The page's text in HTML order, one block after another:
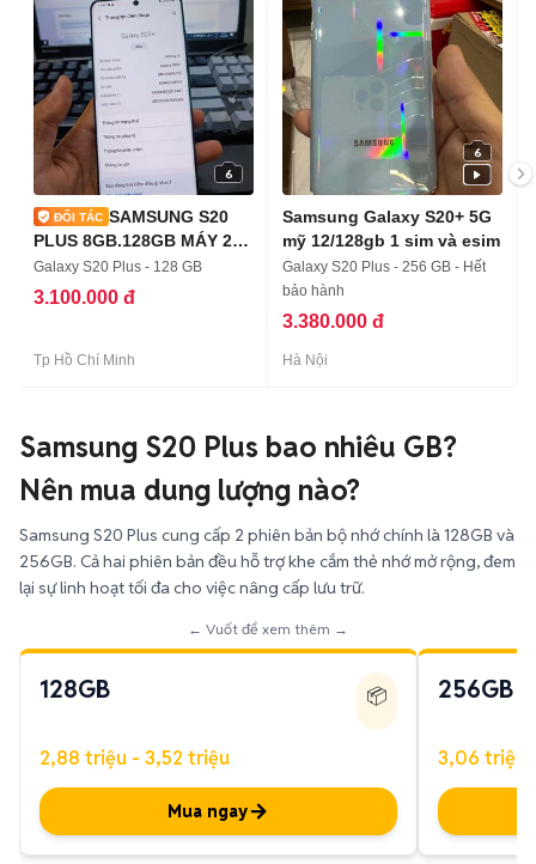
6
SAMSUNG S20
PLUS 8GB.128GB MÁY 2
SIM ZIN ĐẸP
Galaxy S20 Plus - 128 GB
3.100.000 đ
Tp Hồ Chí Minh
6
Samsung Galaxy S20+ 5G
mỹ 12/128gb 1 sim và esim
Galaxy S20 Plus - 256 GB - Hết
bảo hành
3.380.000 đ
Hà Nội
Samsung S20 Plus bao nhiêu GB?
Nên mua dung lượng nào?
Samsung S20 Plus cung cấp 2 phiên bản bộ nhớ chính là 128GB và
256GB. Cả hai phiên bản đều hỗ trợ khe cắm thẻ nhớ mở rộng, đem
lại sự linh hoạt tối đa cho việc nâng cấp lưu trữ.
← Vuốt để xem thêm →
128GB 📦
2,88 triệu - 3,52 triệu
Mua ngay
256GB
3,06 triệu